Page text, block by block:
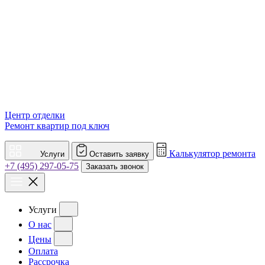
Центр отделки
Ремонт квартир под ключ
Услуги Оставить заявку
Калькулятор ремонта
+7 (495) 297-05-75
Заказать звонок
Услуги
О нас
Цены
Оплата
Рассрочка